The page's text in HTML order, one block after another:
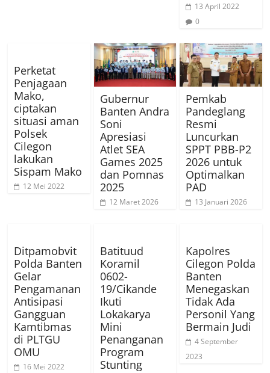
13 April 2022
0
Perketat
Penjagaan
Mako,
ciptakan
situasi aman
Polsek
Cilegon
lakukan
Sispam Mako
12 Mei 2022
Gubernur
Banten Andra
Soni
Apresiasi
Atlet SEA
Games 2025
dan Pomnas
2025
12 Maret 2026
Pemkab
Pandeglang
Resmi
Luncurkan
SPPT PBB-P2
2026 untuk
Optimalkan
PAD
13 Januari 2026
Ditpamobvit
Polda Banten
Gelar
Pengamanan
Antisipasi
Gangguan
Kamtibmas
di PLTGU
OMU
16 Mei 2022
Batituud
Koramil
0602-
19/Cikande
Ikuti
Lokakarya
Mini
Penanganan
Program
Stunting
Kapolres
Cilegon Polda
Banten
Menegaskan
Tidak Ada
Personil Yang
Bermain Judi
4 September
2023